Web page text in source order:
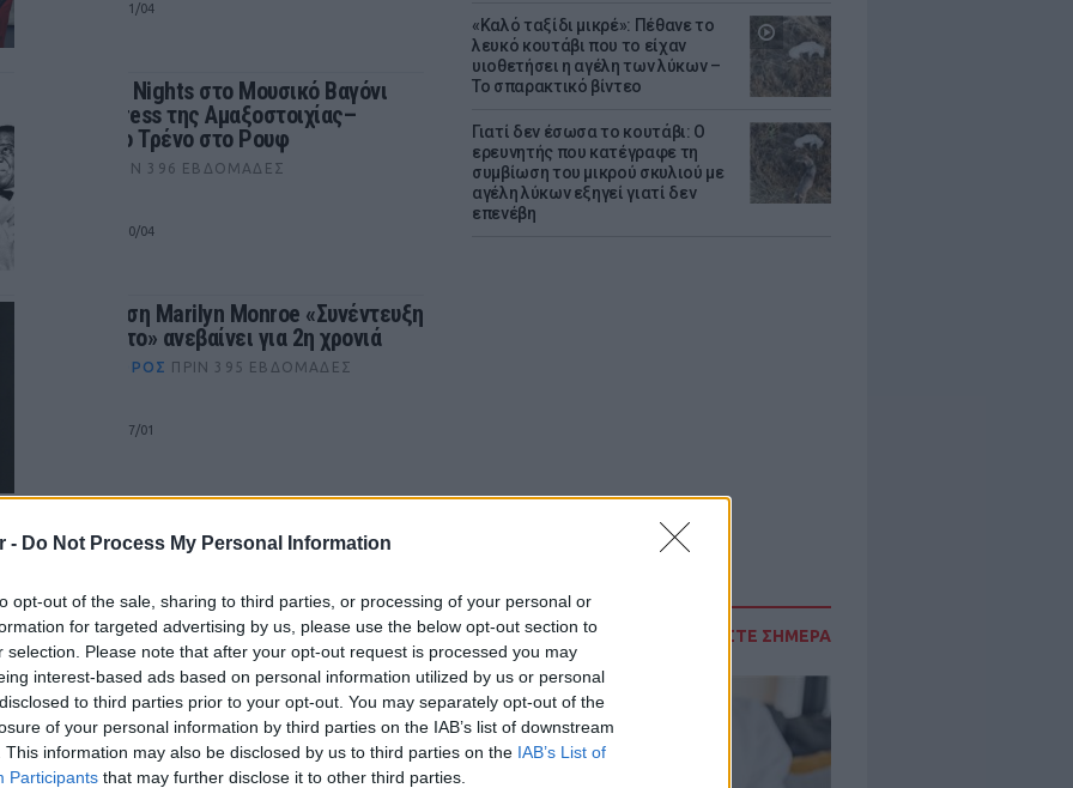
- Do Not Process My Personal Information
opt-out of the sale, sharing to third parties, or processing of your personal or
for targeted advertising by us, please use the below opt-out section to
selection. Please note that after your opt-out request is processed you may
interest-based ads based on personal information utilized by us or personal
to third parties prior to your opt-out. You may separately opt-out of the
of your personal information by third parties on the IAB’s list of downstream
This information may also be disclosed by us to third parties on the IAB’s List of
Participants that may further disclose it to other third parties.
«Καλό ταξίδι μικρέ»: Πέθανε το
λευκό κουτάβι που το είχαν
υιοθετήσει η αγέλη των λύκων –
Το σπαρακτικό βίντεο
Γιατί δεν έσωσα το κουτάβι: Ο
ερευνητής που κατέγραφε τη
συμβίωση του μικρού σκυλιού με
αγέλη λύκων εξηγεί γιατί δεν
επενέβη
ΔΙΑΒΑΣΤΕ ΣΗΜΕΡΑ
από 03/11 έως 21/04
Speakeasy Nights στο Μουσικό Βαγόνι
Orient Express της Αμαξοστοιχίας–
Θεάτρου το Τρένο στο Ρουφ
ΠΡΙΝ 396 ΕΒΔΟΜΆΔΕΣ
από 03/11 έως 20/04
Η παράσταση Marilyn Monroe «Συνέντευξη
με το θάνατο» ανεβαίνει για 2η χρονιά
ΘΈΑΤΡΟ+ΧΟΡΌΣ ΠΡΙΝ 395 ΕΒΔΟΜΆΔΕΣ
από 21/11 έως 27/01
Η Ελεωνόρα Ζουγανέλη τραγουδά τα
Σάββατα στο Fix Factory of Sound
FIX FACTORY OF SOUND
από 26/01 έως 16/02
ΔΙΑΦΗΜΙΣΗ